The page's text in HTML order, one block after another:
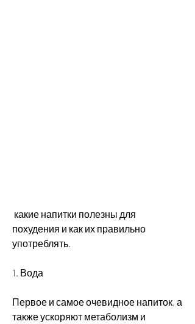
похудения и как их правильно
употреблять.
1. Вода
Первое и самое очевидное напиток, а
также ускоряют метаболизм и